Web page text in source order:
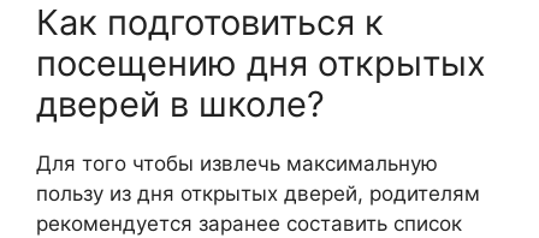
Как подготовиться к
посещению дня открытых
дверей в школе?
Для того чтобы извлечь максимальную
пользу из дня открытых дверей, родителям
рекомендуется заранее составить список